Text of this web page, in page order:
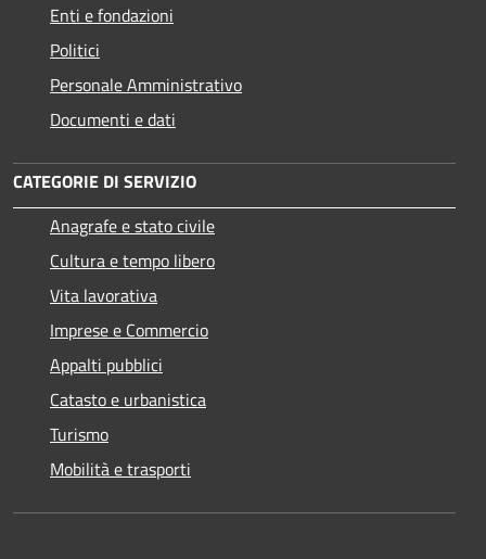
Enti e fondazioni
Politici
Personale Amministrativo
Documenti e dati
CATEGORIE DI SERVIZIO
Anagrafe e stato civile
Cultura e tempo libero
Vita lavorativa
Imprese e Commercio
Appalti pubblici
Catasto e urbanistica
Turismo
Mobilità e trasporti